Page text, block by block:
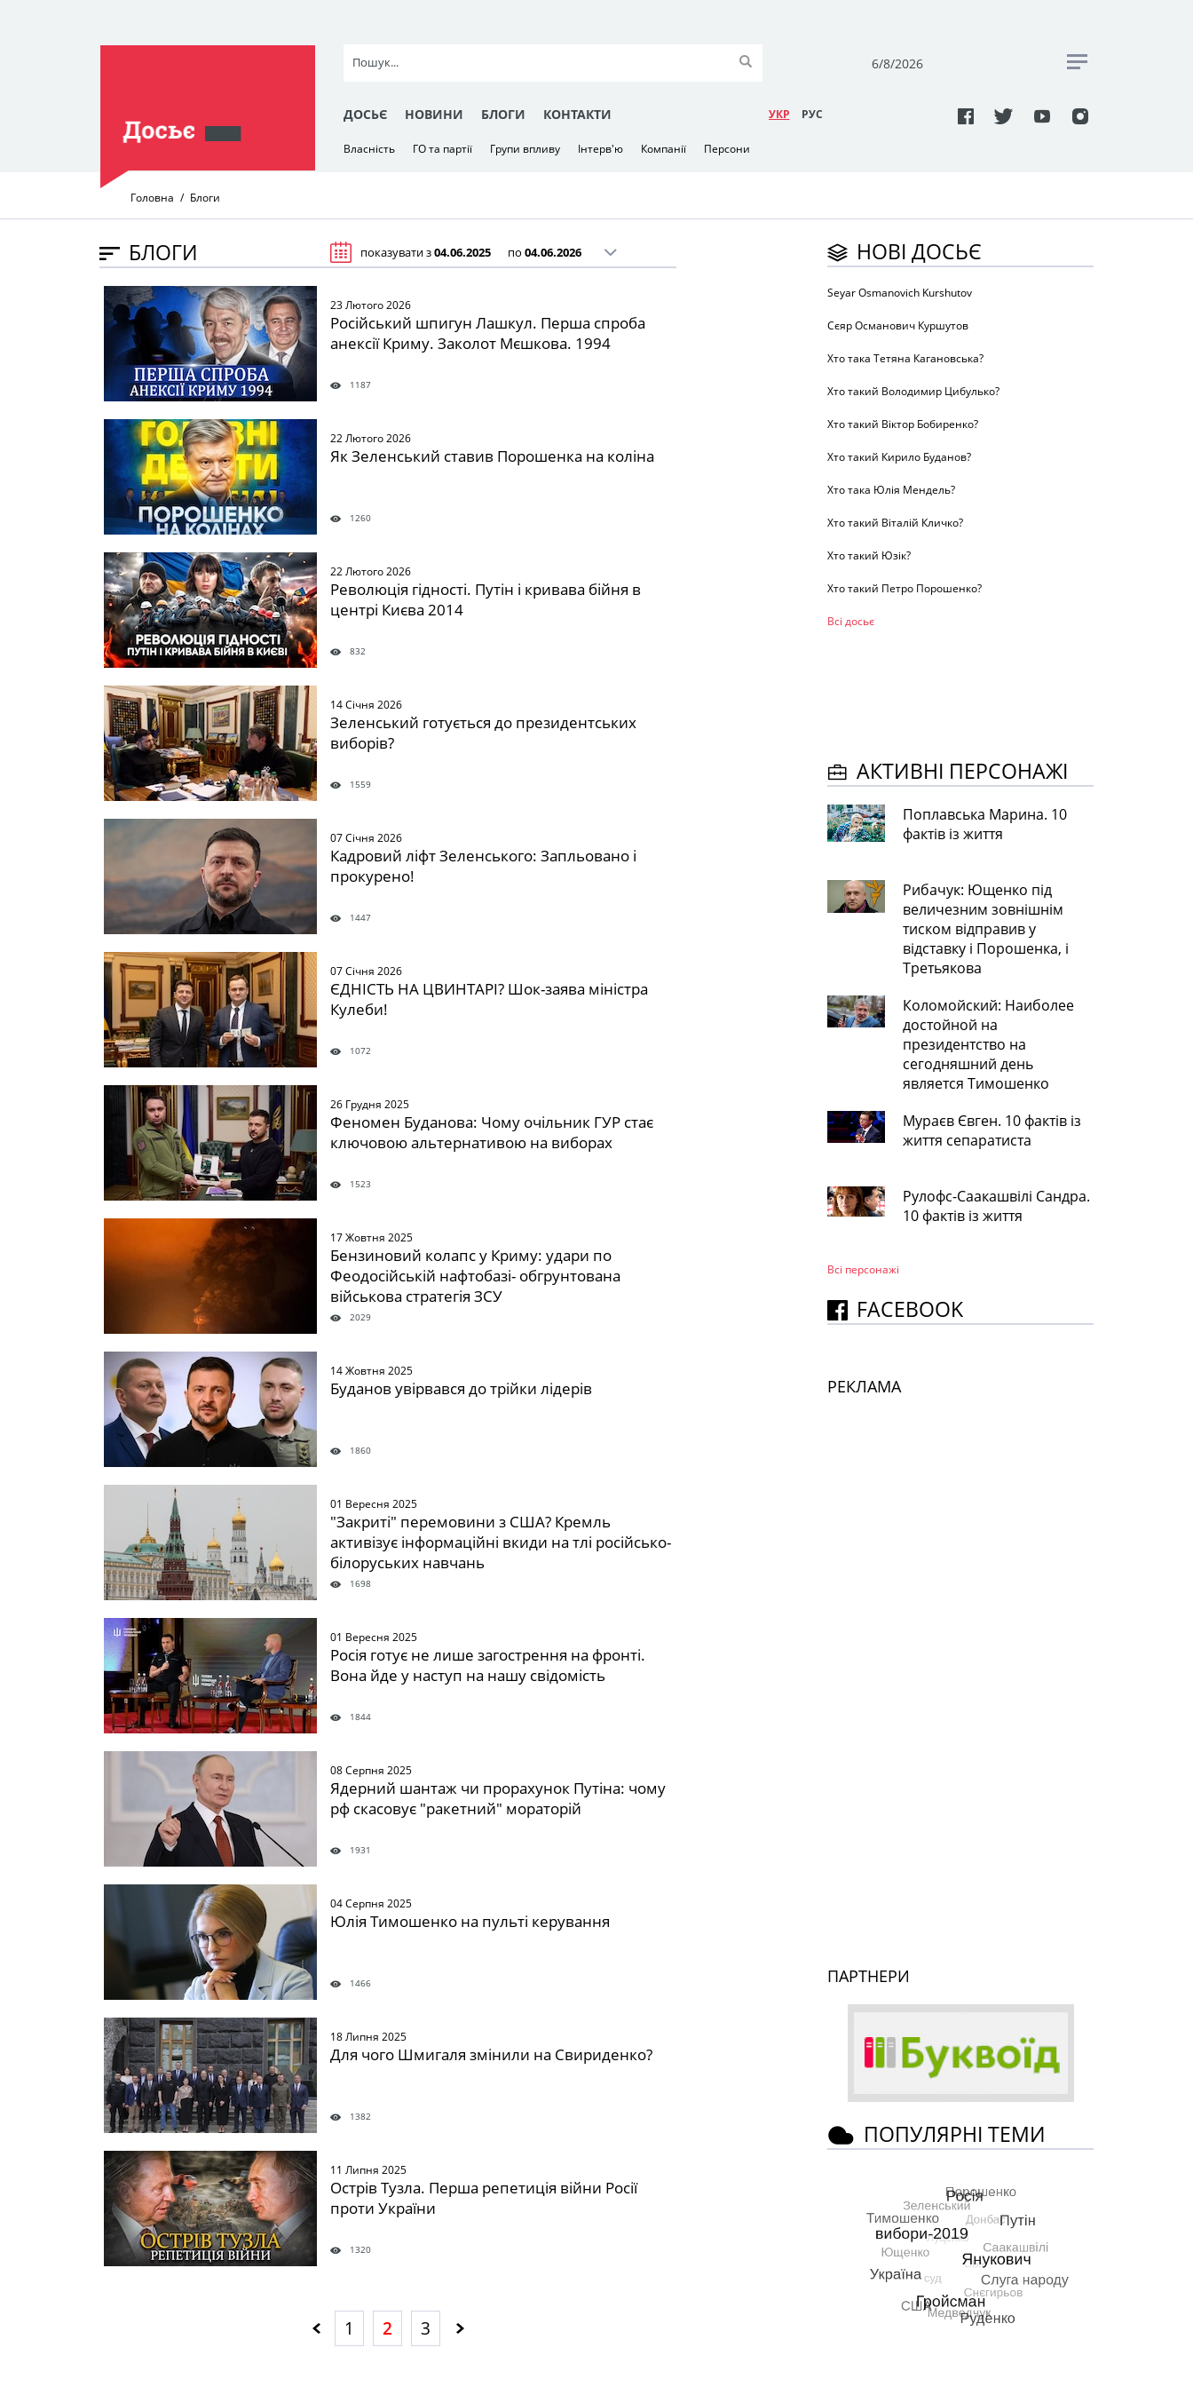
6/8/2026
ДОСЬЄ НОВИНИ БЛОГИ КОНТАКТИ УКР РУC
Власність ГО та партії Групи впливу Інтерв'ю Компанії Персони
Головна Блоги
БЛОГИ показувати з по
23 Лютого 2026
Російський шпигун Лашкул. Перша спроба
анексії Криму. Заколот Мєшкова. 1994
1187
22 Лютого 2026
Як Зеленський ставив Порошенка на коліна
1260
22 Лютого 2026
Революція гідності. Путін і кривава бійня в
центрі Києва 2014
832
14 Січня 2026
Зеленський готується до президентських
виборів?
1559
07 Січня 2026
Кадровий ліфт Зеленського: Запльовано і
прокурено!
1447
07 Січня 2026
ЄДНІСТЬ НА ЦВИНТАРІ? Шок-заява міністра
Кулеби!
1072
26 Грудня 2025
Феномен Буданова: Чому очільник ГУР стає
ключовою альтернативою на виборах
1523
17 Жовтня 2025
Бензиновий колапс у Криму: удари по
Феодосійській нафтобазі- обгрунтована
військова стратегія ЗСУ
2029
14 Жовтня 2025
Буданов увірвався до трійки лідерів
1860
01 Вересня 2025
"Закриті" перемовини з США? Кремль
активізує інформаційні вкиди на тлі російсько-
білоруських навчань
1698
01 Вересня 2025
Росія готує не лише загострення на фронті.
Вона йде у наступ на нашу свідомість
1844
08 Серпня 2025
Ядерний шантаж чи прорахунок Путіна: чому
рф скасовує "ракетний" мораторій
1931
04 Серпня 2025
Юлія Тимошенко на пульті керування
1466
18 Липня 2025
Для чого Шмигаля змінили на Свириденко?
1382
11 Липня 2025
Острів Тузла. Перша репетиція війни Росії
проти України
1320
1 2 3
НОВІ ДОСЬЄ
Seyar Osmanovich Kurshutov
Сєяр Османович Куршутов
Хто така Тетяна Кагановська?
Хто такий Володимир Цибулько?
Хто такий Віктор Бобиренко?
Хто такий Кирило Буданов?
Хто така Юлія Мендель?
Хто такий Віталій Кличко?
Хто такий Юзік?
Хто такий Петро Порошенко?
Всі досьє
АКТИВНІ ПЕРСОНАЖІ
Поплавська Марина. 10
фактів із життя
Рибачук: Ющенко під
величезним зовнішнім
тиском відправив у
відставку і Порошенка, і
Третьякова
Коломойский: Наиболее
достойной на
президентство на
сегодняшний день
является Тимошенко
Мураєв Євген. 10 фактів із
життя сепаратиста
Рулофс-Саакашвілі Сандра.
10 фактів із життя
Всі персонажi
FACEBOOK
РЕКЛАМА
ПАРТНЕРИ
ПОПУЛЯРНІ ТЕМИ